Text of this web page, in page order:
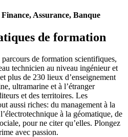
Assurance, Banque
de formation
de formation scientifiques,
technicien au niveau ingénieur et
plus de 230 lieux d’enseignement
ultramarine et à l’étranger
et des territoires. Les
aussi riches: du management à la
à la géomatique, de
pour ne citer qu’elles. Plongez
avec passion.